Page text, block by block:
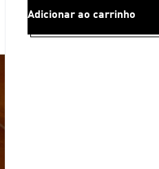
Adicionar ao carrinho